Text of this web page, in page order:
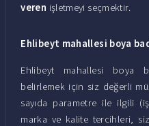
veren işletmeyi seçmektir.
Ehlibeyt mahallesi boya
Ehlibeyt mahallesi boya
belirlemek için siz değerli
sayıda parametre ile ilgili
marka ve kalite tercihleri,